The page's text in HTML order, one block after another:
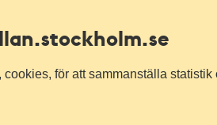
.stockholm.se
för att sammanställa